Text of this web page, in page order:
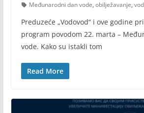
Međunarodni dan vode, obilježavanje,
Preduzeće „Vodovod“ i ove godine
program povodom 22. marta –
vode. Kako su istakli tom
Read More